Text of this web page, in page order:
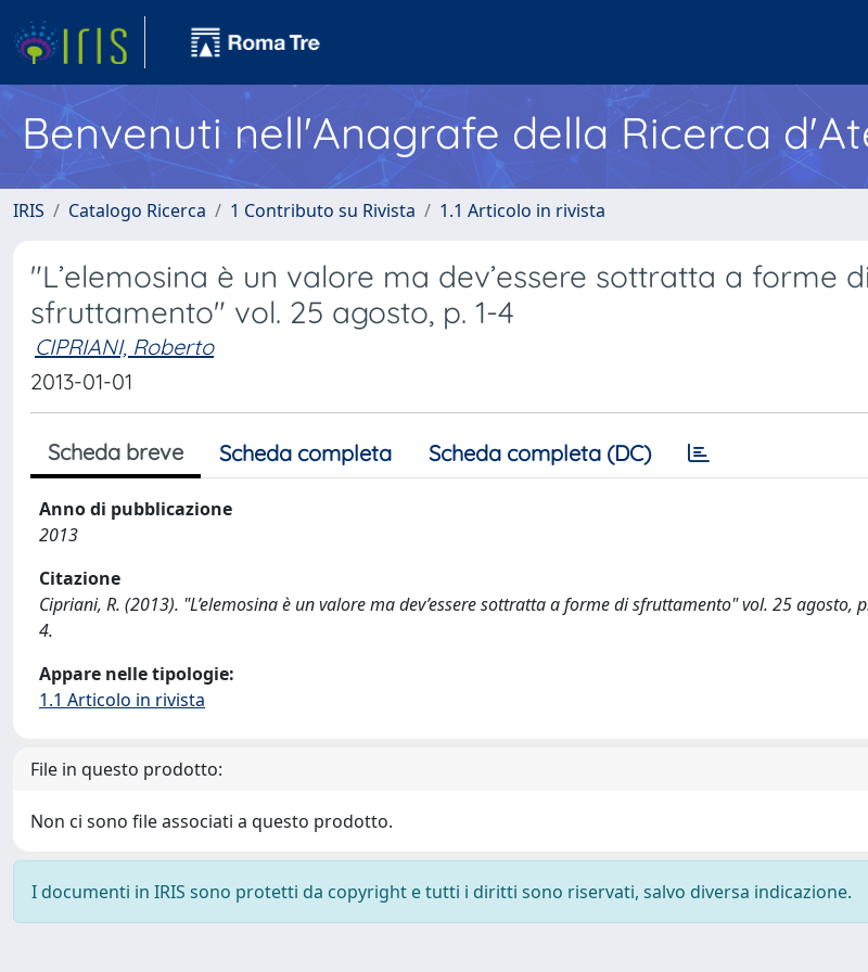
Benvenuti nell'Anagrafe della Ricerca
IRIS Catalogo Ricerca 1 Contributo su Rivista 1.1 Articolo in rivista
"L’elemosina è un valore ma dev’essere sottratta a forme di
sfruttamento" vol. 25 agosto, p. 1-4
CIPRIANI, Roberto
2013-01-01
Scheda breve Scheda completa Scheda completa (DC)
Anno di pubblicazione
2013
Citazione
Cipriani, R. (2013). "L’elemosina è un valore ma dev’essere sottratta a forme di sfruttamento" vol. 25 agosto,
4.
Appare nelle tipologie:
1.1 Articolo in rivista
File in questo prodotto:
Non ci sono file associati a questo prodotto.
I documenti in IRIS sono protetti da copyright e tutti i diritti sono riservati, salvo diversa indicazione.